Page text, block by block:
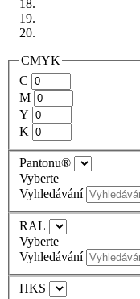
CMYK
C
M
Y
K
Pantonu®
Vyberte
Vyhledávání
RAL
Vyberte
Vyhledávání
HKS